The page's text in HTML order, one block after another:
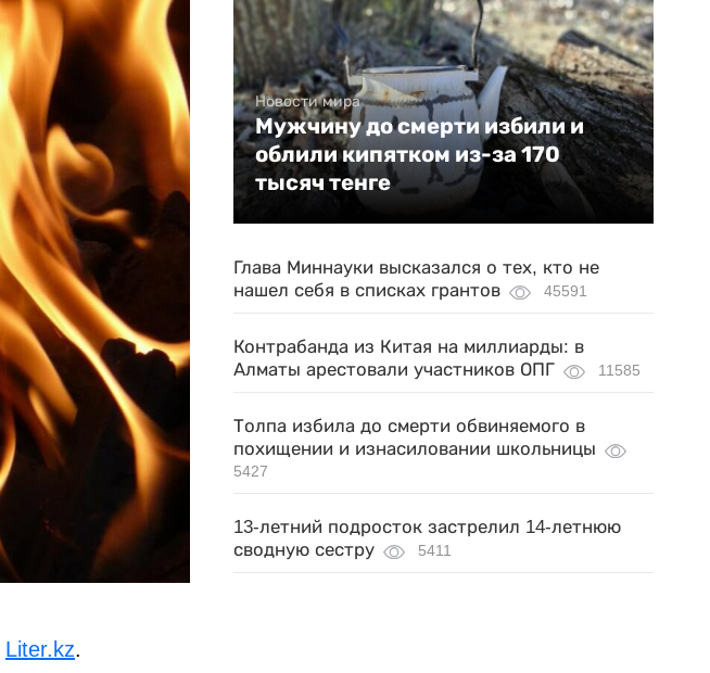
Liter.kz.
Новости мира
Мужчину до смерти избили и
облили кипятком из-за 170
тысяч тенге
Глава Миннауки высказался о тех, кто не
нашел себя в списках грантов
45591
Контрабанда из Китая на миллиарды: в
Алматы арестовали участников ОПГ
11585
Толпа избила до смерти обвиняемого в
похищении и изнасиловании школьницы
5427
13-летний подросток застрелил 14-летнюю
сводную сестру
5411